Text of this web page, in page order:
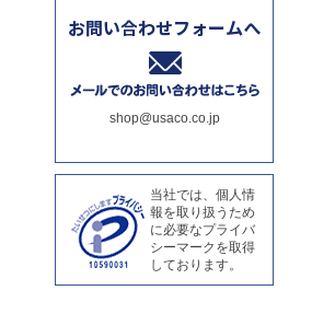
shop@usaco.co.jp
当社では、個人情
報を取り扱うため
に必要なプライバ
シーマークを取得
しております。